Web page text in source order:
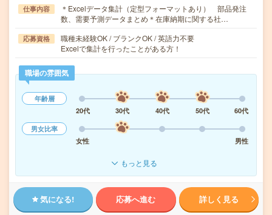
仕事内容
＊Excelデータ集計（定型フォーマットあり） 部品発注
数、需要予測データまとめ＊在庫納期に関する社…
応募資格
職種未経験OK / ブランクOK / 英語力不要
Excelで集計を行ったことがある方！
職場の雰囲気
年齢層
20代
30代 40代 50代
60代
男女比率
女性
男性
もっと見る
気になる! 応募へ進む 詳しく見る